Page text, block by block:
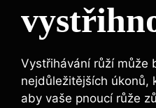
Vystřihávání růží může
nejdůležitějších úkonů,
aby vaše pnoucí růže